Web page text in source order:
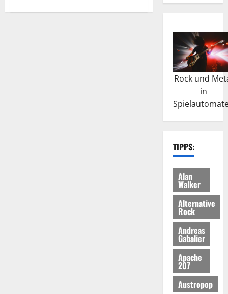
GoodMusic
Rock und
in
TIPPS:
Alan
Walker
Alternative
Rock
Andreas
Gabalier
Apache
207
Austropop